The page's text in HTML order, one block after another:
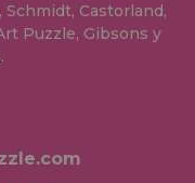
Castorland,
Puzzle, Gibsons y